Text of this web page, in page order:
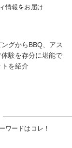
情報をお届け
グからBBQ、アス
験を存分に堪能で
を紹介
ワードはコレ！